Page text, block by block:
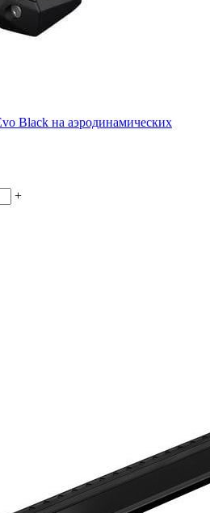
Black на аэродинамических
+